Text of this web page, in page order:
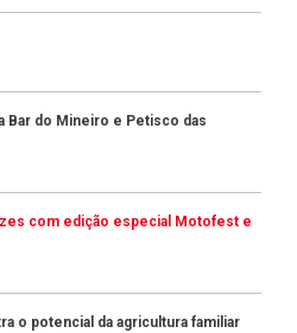
Bar do Mineiro e Petisco das
com edição especial Motofest e
o potencial da agricultura familiar